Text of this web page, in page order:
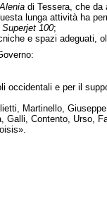
Aleniadi Tessera, che da
lunga attività ha
Superjet 100;
e spazi adeguati,
occidentali e per il
Martinello,
Contento, Urso,